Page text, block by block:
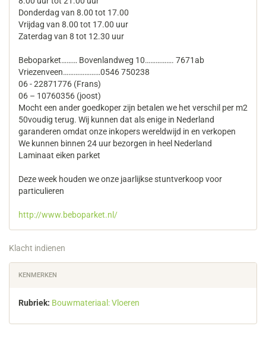
Donderdag van 8.00 tot 17.00
Vrijdag van 8.00 tot 17.00 uur
Zaterdag van 8 tot 12.30 uur
Beboparket……… Bovenlandweg 10……………. 7671ab
Vriezenveen…………………0546 750238
06 - 22871776 (Frans)
06 – 10760356 (joost)
Mocht een ander goedkoper zijn betalen we het verschil per m2
50voudig terug. Wij kunnen dat als enige in Nederland
garanderen omdat onze inkopers wereldwijd in en verkopen
We kunnen binnen 24 uur bezorgen in heel Nederland
Laminaat eiken parket
Deze week houden we onze jaarlijkse stuntverkoop voor
particulieren
http://www.beboparket.nl/
Klacht indienen
KENMERKEN
Rubriek: Bouwmateriaal: Vloeren